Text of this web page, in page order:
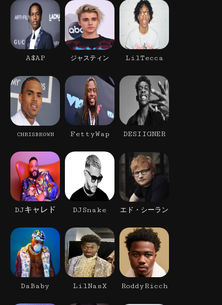
A$AP ジャスティン LilTecca
CHRISBROWN FettyWap DESIIGNER
DJキャレド DJSnake エド・シーラン
DaBaby LilNasX RoddyRicch